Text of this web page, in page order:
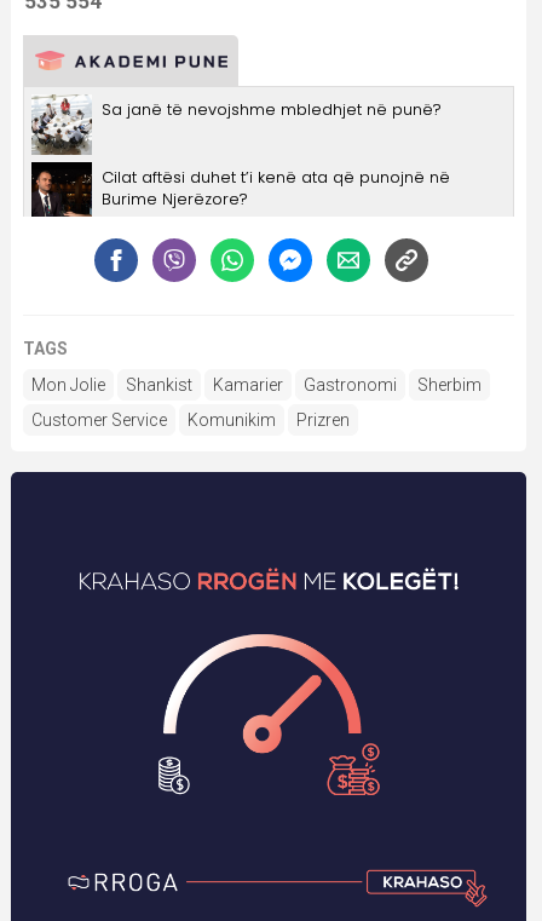
TAGS
Mon Jolie
Shankist Kamarier Gastronomi
Sherbim
Customer Service
Komunikim Prizren